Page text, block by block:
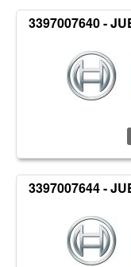
3397007640 -
3397007644 -